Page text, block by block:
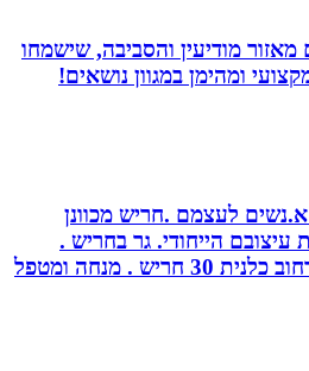
מודיעין והסביבה, שישמחו
ומהימן במגוון נושאים!
לעצמם .חריש מכוונן
הייחודי. גר בחריש .
כתובת הקליניקה : רחוב כלנית 30 חריש . מנחה ומטפל